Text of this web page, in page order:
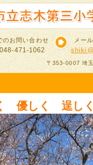
のお問い合わせ
471-1062
メー
〒353-0007 埼
優しく 逞しく